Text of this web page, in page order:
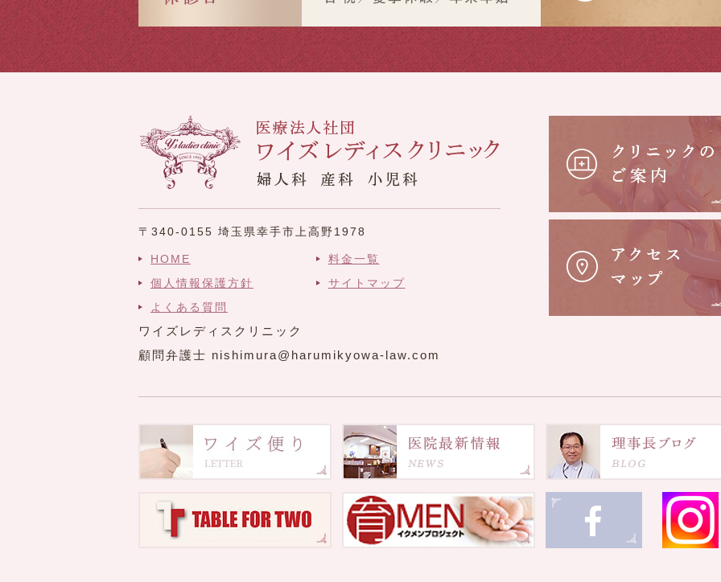
〒340-0155 埼玉県幸手市上高野1978
HOME
個人情報保護方針
よくある質問
料金一覧
サイトマップ
ワイズレディスクリニック
顧問弁護士 nishimura@harumikyowa-law.com